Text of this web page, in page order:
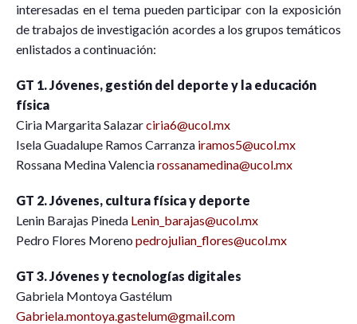
interesadas en el tema pueden participar con la exposición
de trabajos de investigación acordes a los grupos temáticos
enlistados a continuación:
GT 1. Jóvenes, gestión del deporte y la educación
física
Ciria Margarita Salazarciria6@ucol.mx
Isela Guadalupe Ramos Carranza iramos5@ucol.mx
Rossana Medina Valenciarossanamedina@ucol.mx
GT 2. Jóvenes, cultura física y deporte
Lenin Barajas Pineda Lenin_barajas@ucol.mx
Pedro Flores Moreno pedrojulian_flores@ucol.mx
GT 3. Jóvenes y tecnologías digitales
Gabriela Montoya Gastélum
Gabriela.montoya.gastelum@gmail.com